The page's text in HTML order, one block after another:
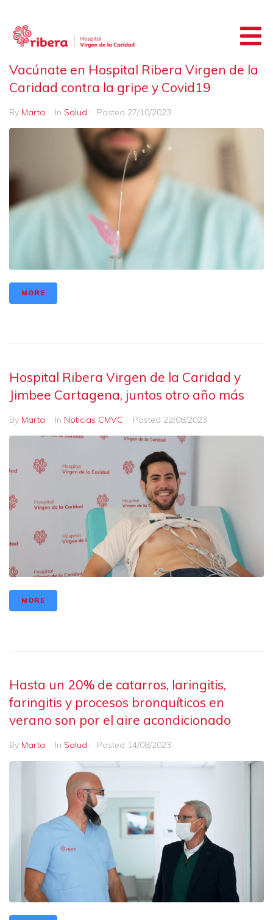
Vacúnate en Hospital Ribera Virgen de la
Caridad contra la gripe y Covid19
By Marta In Salud Posted 27/10/2023
MORE
Hospital Ribera Virgen de la Caridad y
Jimbee Cartagena, juntos otro año más
By Marta In Noticias CMVC Posted 22/08/2023
MORE
Hasta un 20% de catarros, laringitis,
faringitis y procesos bronquíticos en
verano son por el aire acondicionado
By Marta In Salud Posted 14/08/2023